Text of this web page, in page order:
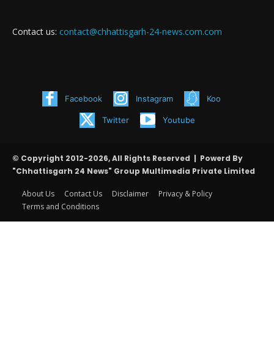
Contact us: contact@chhattisgarh-24-news.com.com
Facebook Instagram Koo
Twitter Youtube
© Copyright 2012-2026, All Rights Reserved | Powerd By
"Chhattisgarh 24 News" Group Multimedia Private Limited
About Us Contact Us Disclaimer
Privacy & Policy
Terms and Conditions